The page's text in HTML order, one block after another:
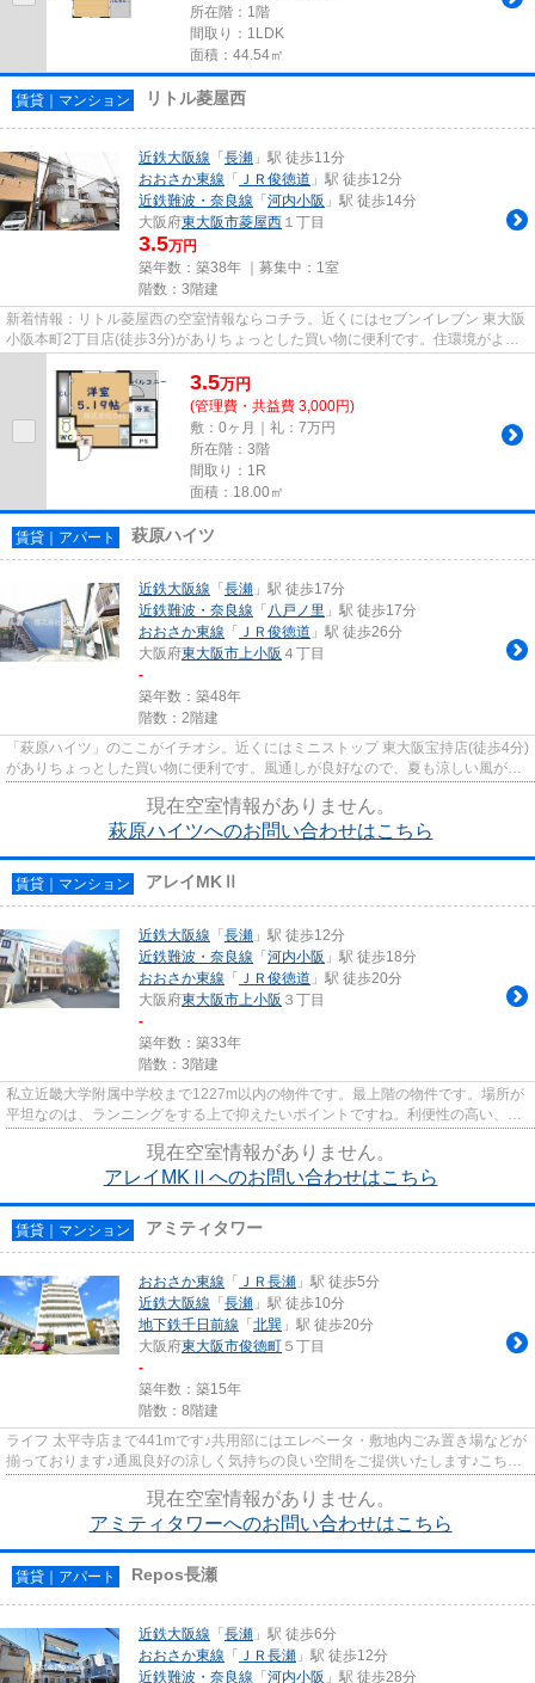
所在階：1階
間取り：1LDK
面積：44.54㎡
賃貸｜マンション リトル菱屋西
近鉄大阪線 「長瀬 」駅 徒歩11分
おおさか東線 「 ＪＲ俊徳道 」駅 徒歩12分
近鉄難波・奈良線 「河内小阪 」駅 徒歩14分
大阪府東大阪市菱屋西 １丁目
3.5万円
築年数：築38年 ｜募集中： 1室
階数：3階建
新着情報：リトル菱屋西の空室情報ならコチラ。近くにはセブンイレブン 東大阪
小阪本町2丁目店(徒歩3分)がありちょっとした買い物に便利です。住環境がよく
通風良好で日も入る物件をご...
3.5万円
(管理費・共益費 3,000円)
敷：0ヶ月｜礼：7万円
所在階：3階
間取り：1R
面積：18.00㎡
賃貸｜アパート 萩原ハイツ
近鉄大阪線 「長瀬 」駅 徒歩17分
近鉄難波・奈良線 「 八戸ノ里 」駅 徒歩17分
おおさか東線 「 ＪＲ俊徳道 」駅 徒歩26分
大阪府東大阪市 上小阪 ４丁目
-
築年数：築48年
階数：2階建
「萩原ハイツ」のここがイチオシ。近くにはミニストップ 東大阪宝持店(徒歩4分)
がありちょっとした買い物に便利です。風通しが良好なので、夏も涼しい風がは
いってきます。2駅利用でき...
現在空室情報がありません。
萩原ハイツへのお問い合わせはこちら
賃貸｜マンション アレイMKⅡ
近鉄大阪線 「長瀬 」駅 徒歩12分
近鉄難波・奈良線 「河内小阪 」駅 徒歩18分
おおさか東線 「 ＪＲ俊徳道 」駅 徒歩20分
大阪府東大阪市 上小阪 ３丁目
-
築年数：築33年
階数：3階建
私立近畿大学附属中学校まで1227m以内の物件です。最上階の物件です。場所が
平坦なのは、ランニングをする上で抑えたいポイントですね。利便性の高い、敷
地内ゴミ置き場が付いています...
現在空室情報がありません。
アレイMKⅡへのお問い合わせはこちら
賃貸｜マンション アミティタワー
おおさか東線 「 ＪＲ長瀬 」駅 徒歩5分
近鉄大阪線 「長瀬 」駅 徒歩10分
地下鉄千日前線 「北巽 」駅 徒歩20分
大阪府東大阪市俊徳町 ５丁目
-
築年数：築15年
階数：8階建
ライフ 太平寺店まで441mです♪共用部にはエレベータ・敷地内ごみ置き場などが
揃っております♪通風良好の涼しく気持ちの良い空間をご提供いたします♪こちら
の物件から100mのところに駐...
現在空室情報がありません。
アミティタワーへのお問い合わせはこちら
賃貸｜アパート Repos長瀬
近鉄大阪線 「長瀬 」駅 徒歩6分
おおさか東線 「 ＪＲ長瀬 」駅 徒歩12分
近鉄難波・奈良線 「河内小阪 」駅 徒歩28分